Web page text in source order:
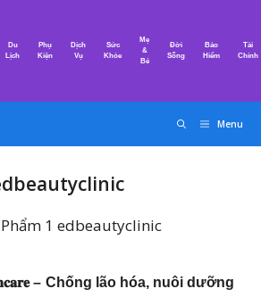
Du
Lịch
Phụ
Kiện
Dịch
Vụ
Sức
Khỏe
Mẹ
&
Bé
Đời
Sống
Bảo
Hiểm
Tài
Chính
Menu
– Chống lão hóa, nuôi dưỡng